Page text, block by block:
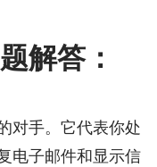
解答：
对手。它代表你处
电子邮件和显示信